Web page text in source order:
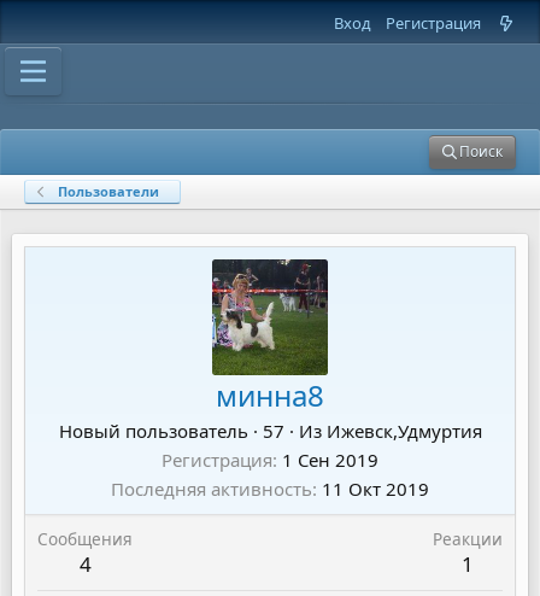
Вход Регистрация
Поиск
Пользователи
минна8
Новый пользователь · 57 · Из Ижевск,Удмуртия
Регистрация 1 Сен 2019
Последняя активность 11 Окт 2019
Сообщения
4
Реакции
1